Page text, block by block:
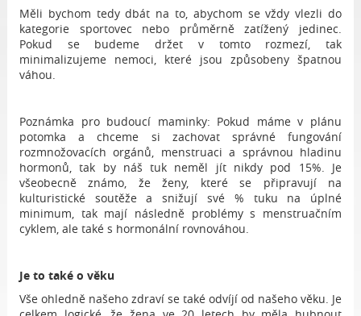
Měli bychom tedy dbát na to, abychom se vždy vlezli do
kategorie sportovec nebo průměrně zatížený jedinec.
Pokud se budeme držet v tomto rozmezí, tak
minimalizujeme nemoci, které jsou způsobeny špatnou
váhou.
Poznámka pro budoucí maminky: Pokud máme v plánu
potomka a chceme si zachovat správné fungování
rozmnožovacích orgánů, menstruaci a správnou hladinu
hormonů, tak by náš tuk neměl jít nikdy pod 15%. Je
všeobecně známo, že ženy, které se připravují na
kulturistické soutěže a snižují své % tuku na úplné
minimum, tak mají následně problémy s menstruačním
cyklem, ale také s hormonální rovnováhou.
Je to také o věku
Vše ohledně našeho zdraví se také odvíjí od našeho věku. Je